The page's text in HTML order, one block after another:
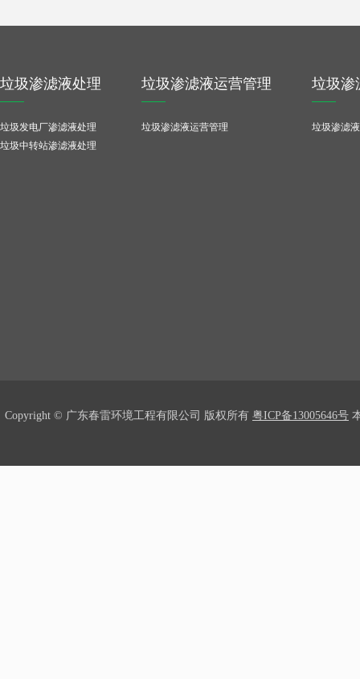
垃圾渗滤液处理
垃圾发电厂渗滤液处理
垃圾中转站渗滤液处理
垃圾渗滤液运营管理
垃圾渗滤液运营管理
垃圾渗
垃圾渗滤
Copyright © 广东春雷环境工程有限公司 版权所有 粤ICP备13005646号